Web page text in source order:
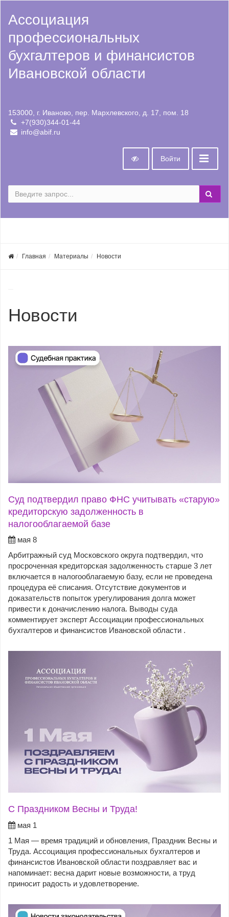
Ассоциация
профессиональных
бухгалтеров и финансистов
Ивановской области
153000, г. Иваново, пер. Мархлевского, д. 17, пом. 18
+7(930)344-01-44
info@abif.ru
Войти
Главная Материалы Новости
Новости
Суд подтвердил право ФНС учитывать «старую»
кредиторскую задолженность в
налогооблагаемой базе
мая 8
Арбитражный суд Московского округа подтвердил, что
просроченная кредиторская задолженность старше 3 лет
включается в налогооблагаемую базу, если не проведена
процедура её списания. Отсутствие документов и
доказательств попыток урегулирования долга может
привести к доначислению налога. Выводы суда
комментирует эксперт Ассоциации профессиональных
бухгалтеров и финансистов Ивановской области .
С Праздником Весны и Труда!
мая 1
1 Мая — время традиций и обновления, Праздник Весны и
Труда. Ассоциация профессиональных бухгалтеров и
финансистов Ивановской области поздравляет вас и
напоминает: весна дарит новые возможности, а труд
приносит радость и удовлетворение.